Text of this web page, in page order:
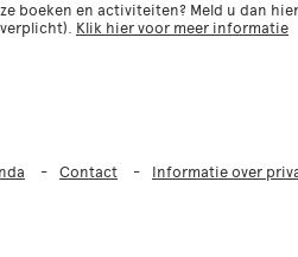
boeken en activiteiten? Meld u dan
Klik hier voor meer informatie
Contact Informatie over